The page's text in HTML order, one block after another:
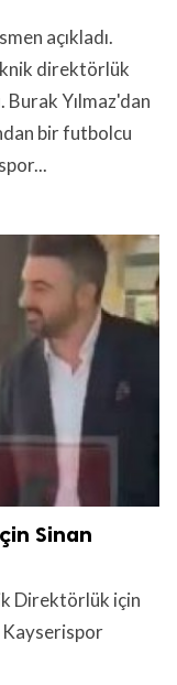
açıkladı.
direktörlük
Yılmaz'dan
bir futbolcu
Sinan
Direktörlük için